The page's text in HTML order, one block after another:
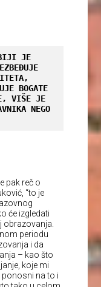
JE
BOGATE
VIŠE JE
NEGO
pak reč o
“to je
će izgledati
obrazovanja.
periodu
i da
– kao što
koje mi
na to i